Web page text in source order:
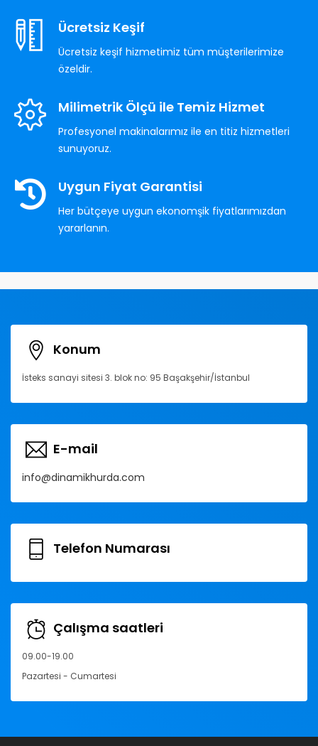
Ücretsiz Keşif
Ücretsiz keşif hizmetimiz tüm müşterilerimize
özeldir.
Milimetrik Ölçü ile Temiz Hizmet
Profesyonel makinalarımız ile en titiz hizmetleri
sunuyoruz.
Uygun Fiyat Garantisi
Her bütçeye uygun ekonomşik fiyatlarımızdan
yararlanın.
Konum
İsteks sanayi sitesi 3. blok no: 95 Başakşehir/İstanbul
E-mail
info@dinamikhurda.com
Telefon Numarası
Çalışma saatleri
09.00-19.00
Pazartesi - Cumartesi